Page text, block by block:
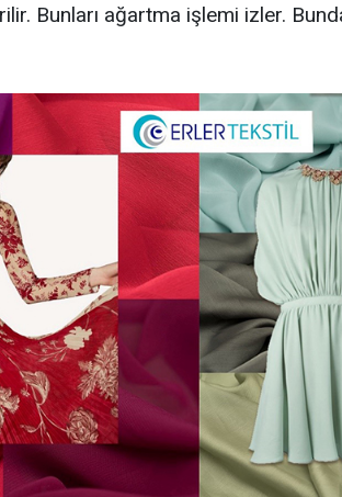
Bunları ağartma işlemi izler.